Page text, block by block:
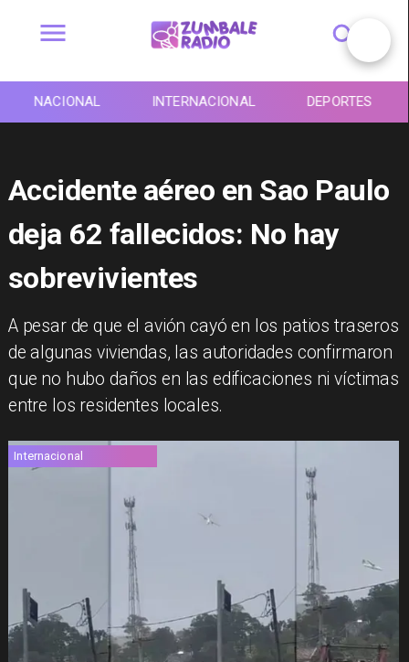
NACIONAL INTERNACIONAL DEPORTES
Accidente aéreo en Sao Paulo
deja 62 fallecidos: No hay
sobrevivientes
​A pesar de que el avión cayó en los patios traseros
de algunas viviendas, las autoridades confirmaron
que no hubo daños en las edificaciones ni víctimas
entre los residentes locales.
Internacional